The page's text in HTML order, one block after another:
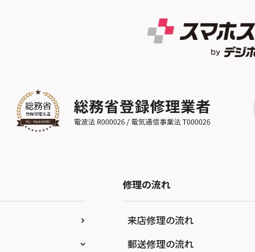
修理の流れ
来店修理の流れ
郵送修理の流れ